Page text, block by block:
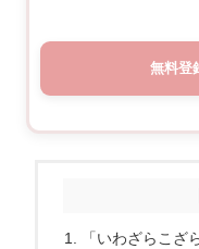
無料登
「いわざらこざ